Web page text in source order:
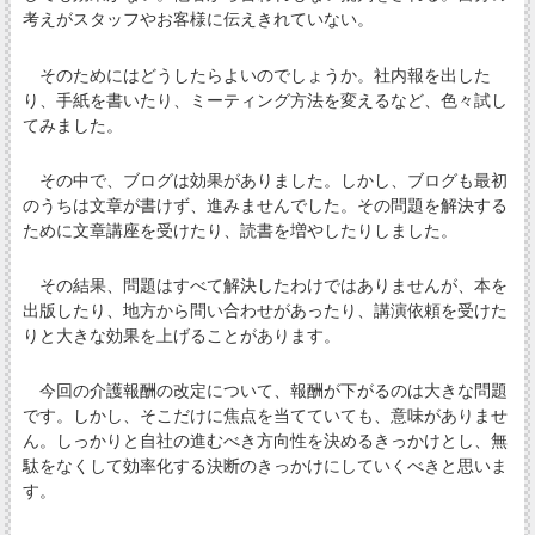
考えがスタッフやお客様に伝えきれていない。
そのためにはどうしたらよいのでしょうか。社内報を出した
り、手紙を書いたり、ミーティング方法を変えるなど、色々試し
てみました。
その中で、ブログは効果がありました。しかし、ブログも最初
のうちは文章が書けず、進みませんでした。その問題を解決する
ために文章講座を受けたり、読書を増やしたりしました。
その結果、問題はすべて解決したわけではありませんが、本を
出版したり、地方から問い合わせがあったり、講演依頼を受けた
りと大きな効果を上げることがあります。
今回の介護報酬の改定について、報酬が下がるのは大きな問題
です。しかし、そこだけに焦点を当てていても、意味がありませ
ん。しっかりと自社の進むべき方向性を決めるきっかけとし、無
駄をなくして効率化する決断のきっかけにしていくべきと思いま
す。